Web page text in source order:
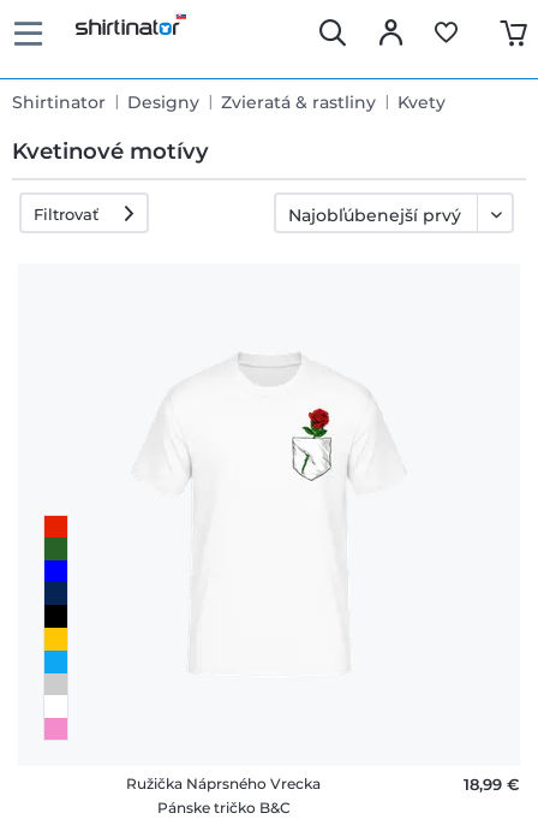
Shirtinator Designy Zvieratá & rastliny Kvety
Kvetinové motívy
Politika
vrátenia
platby
Filtrovať
Ružička Náprsného Vrecka
Pánske tričko B&C
18,99 €